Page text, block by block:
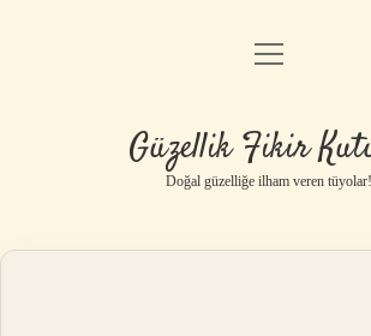
Anasayfa
Yasal Uyarı
menüyü
Güzellik Fikir
Doğal güzelliğe ilham veren tüyolar!